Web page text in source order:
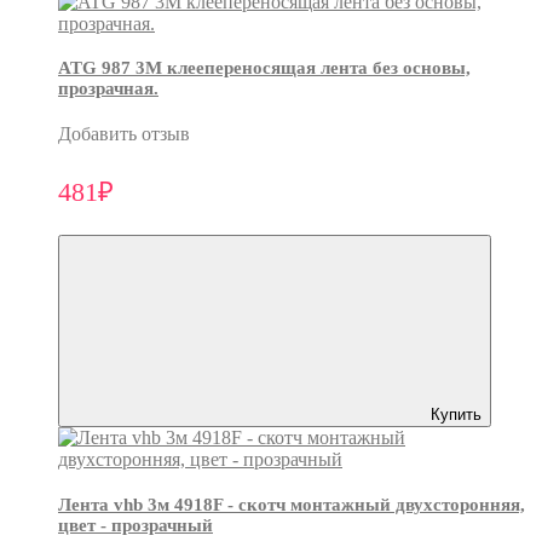
ATG 987 3М клеепереносящая лента без основы,
прозрачная.
Добавить отзыв
481₽
Купить
Лента vhb 3м 4918F - скотч монтажный двухсторонняя,
цвет - прозрачный